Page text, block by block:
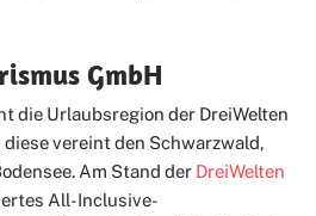
GmbH
die Urlaubsregion der DreiWelten
vereint den Schwarzwald,
Am Stand der DreiWelten
All-Inclusive-